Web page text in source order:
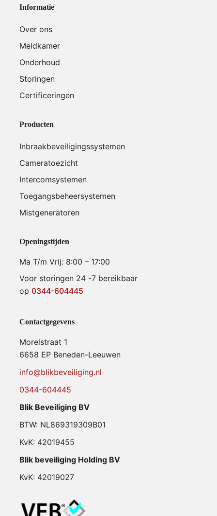
Informatie
Over ons
Meldkamer
Onderhoud
Storingen
Certificeringen
Producten
Inbraakbeveiligingssystemen
Cameratoezicht
Intercomsystemen
Toegangsbeheersystemen
Mistgeneratoren
Openingstijden
Ma T/m Vrij: 8:00 – 17:00
Voor storingen 24 -7 bereikbaar
op 0344-604445
Contactgegevens
Morelstraat 1
6658 EP Beneden-Leeuwen
info@blikbeveiliging.nl
0344-604445
Blik Beveiliging BV
BTW: NL869319309B01
KvK: 42019455
Blik beveiliging Holding BV
KvK: 42019027